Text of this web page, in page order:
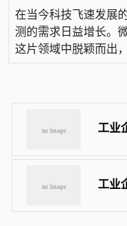
在当今科技飞速发展
测的需求日益增长。
这片领域中脱颖而出
工业
工业